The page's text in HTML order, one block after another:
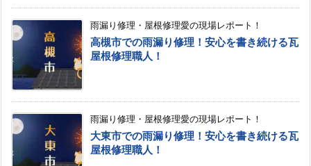
雨漏り修理・屋根修理愛の現場レポート！
高槻市での雨漏り修理！安心を書き続ける瓦
屋根修理職人！
雨漏り修理・屋根修理愛の現場レポート！
大東市での雨漏り修理！安心を書き続ける瓦
屋根修理職人！